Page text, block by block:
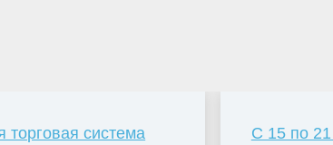
торговая система
С 15 по